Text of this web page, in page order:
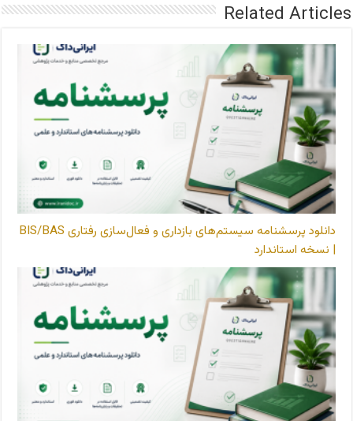
Related Articles
دانلود پرسشنامه سیستم‌های بازداری و فعال‌سازی رفتاری BIS/BAS
| نسخه استاندارد